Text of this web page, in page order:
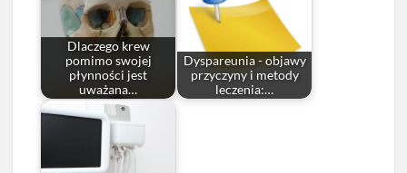
Dlaczego krew
pomimo swojej
płynności jest
uważana…
Dyspareunia - objawy
przyczyny i metody
leczenia:…